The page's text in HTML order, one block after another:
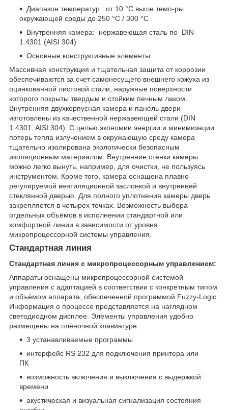
Диапазон температур : от 10 °С выше темп-ры
окружающей среды до 250 °С / 300 °C
Внутренняя камерa: нержавеющая сталь по DIN
1.4301 (AISI 304)
Основные конструктивные элементы
Массивная конструкция и тщательная защита от коррозии
обеспечиваются за счет самонесущего внешнего кожуха из
оцинкованной листовой стали, наружные поверхности
которого покрыты твердым и стойким печным лаком.
Внутренняя двухкорпусная камера и панель двери
изготовлены из качественной нержавеющей стали (DIN
1.4301, AISI 304). С целью экономии энергии и минимизации
потерь тепла излучением в окружающую среду камера
тщательно изолирована экологически безопасным
изоляционным материалом. Внутренние стенки камеры
можно легко вынуть, например, для очистки, не пользуясь
инструментом. Кроме того, камера оснащена плавно
регулируемой вентиляционной заслонкой и внутренней
стеклянной дверью. Для полного уплотнения камеры дверь
закрепляется в четырех точках. Возможность выбора
отдельных объёмов в исполнении стандартной или
комфортной линии в зависимости от уровня
микропроцессорной системы управления.
Стандартная линия
Стандартная линия с микропроцессорным управлением:
Аппараты оснащены микропроцессорной системой
управления с адаптацией в соответствии с конкретным типом
и объёмом аппарата, обеспеченной программой Fuzzy-Logic.
Информация о процессе представляется на наглядном
светодиодном дисплее. Элементы управления удобно
размещены на плёночной клавиатуре.
3 устанавливаемые программы
интерфейс RS 232 для подключения принтера или
ПК
возможность включения и выключения с выдержкой
времени
акустическая и визуальная сигнализация состояния